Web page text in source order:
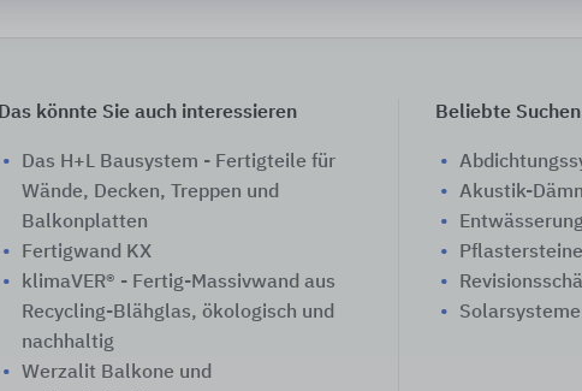
Das könnte Sie auch interessieren
Das H+L Bausystem - Fertigteile für
Wände, Decken, Treppen und
Balkonplatten
Fertigwand KX
klimaVER® - Fertig-Massivwand aus
Recycling-Blähglas, ökologisch und
nachhaltig
Werzalit Balkone und
Beliebte Suchen
Akustik-
Solarsysteme